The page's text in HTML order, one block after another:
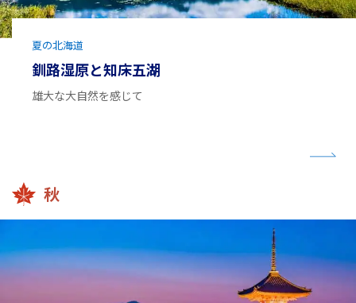
夏の北海道
釧路湿原と知床五湖
雄大な大自然を感じて
秋